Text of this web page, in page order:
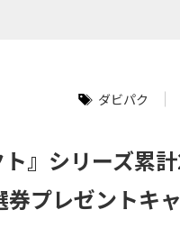
ダビパク
』シリーズ累
プレゼントキ